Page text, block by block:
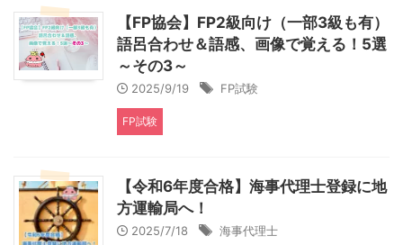
【FP協会】FP2級向け（一部3級も有）
語呂合わせ＆語感、画像で覚える！5選
～その3～
2025/9/19 FP試験
FP試験
【令和6年度合格】海事代理士登録に地
方運輸局へ！
2025/7/18 海事代理士